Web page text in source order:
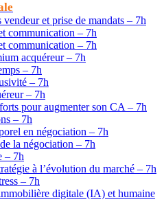
vendeur et prise de mandats – 7h
communication – 7h
communication – 7h
acquéreur – 7h
– 7h
– 7h
– 7h
pour augmenter son CA – 7h
– 7h
en négociation – 7h
la négociation – 7h
– 7h
à l’évolution du marché – 7h
– 7h
digitale (IA) et humaine